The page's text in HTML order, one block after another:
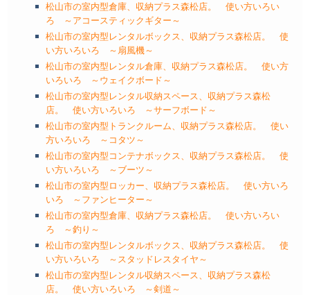
松山市の室内型倉庫、収納プラス森松店。 使い方いろい
ろ ～アコースティックギター～
松山市の室内型レンタルボックス、収納プラス森松店。 使
い方いろいろ ～扇風機～
松山市の室内型レンタル倉庫、収納プラス森松店。 使い方
いろいろ ～ウェイクボード～
松山市の室内型レンタル収納スペース、収納プラス森松
店。 使い方いろいろ ～サーフボード～
松山市の室内型トランクルーム、収納プラス森松店。 使い
方いろいろ ～コタツ～
松山市の室内型コンテナボックス、収納プラス森松店。 使
い方いろいろ ～ブーツ～
松山市の室内型ロッカー、収納プラス森松店。 使い方いろ
いろ ～ファンヒーター～
松山市の室内型倉庫、収納プラス森松店。 使い方いろい
ろ ～釣り～
松山市の室内型レンタルボックス、収納プラス森松店。 使
い方いろいろ ～スタッドレスタイヤ～
松山市の室内型レンタル収納スペース、収納プラス森松
店。 使い方いろいろ ～剣道～